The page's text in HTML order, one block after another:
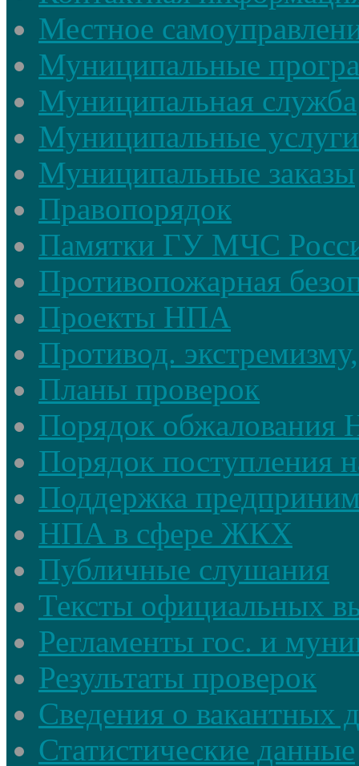
Местное
Муниципальные
Муниципальная служба
Муниципальные услуги
Муниципальные заказы
Правопорядок
Памятки ГУ МЧС
Противопожарная
Проекты НПА
Противод.
Планы проверок
Порядок
Порядок поступления
Поддержка
НПА в сфере ЖКХ
Публичные слушания
Тексты официальных
Регламенты гос. и
Результаты проверок
Сведения о вакантных
Статистические данные